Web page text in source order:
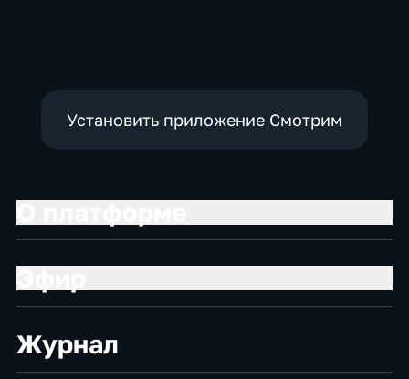
Установить приложение Смотрим
Журнал